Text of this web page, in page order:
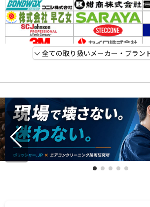
全ての取り扱いメーカー・ブラン